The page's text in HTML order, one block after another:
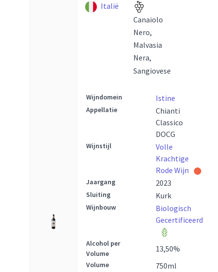
Italië
Canaiolo
Nero,
Malvasia
Nera,
Sangiovese
Wijndomein Istine
Appellatie
Chianti
Classico
DOCG
Wijnstijl
Volle
Krachtige
Rode Wijn
Jaargang 2023
Sluiting Kurk
Wijnbouw
Biologisch
Gecertificeerd
Alcohol per
Volume
13,50%
Volume 750ml